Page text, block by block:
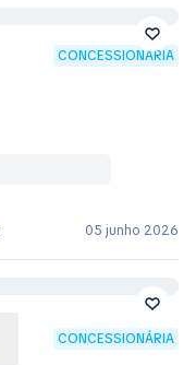
CONCESSIONÁRIA
05 junho 2026
CONCESSIONÁRIA